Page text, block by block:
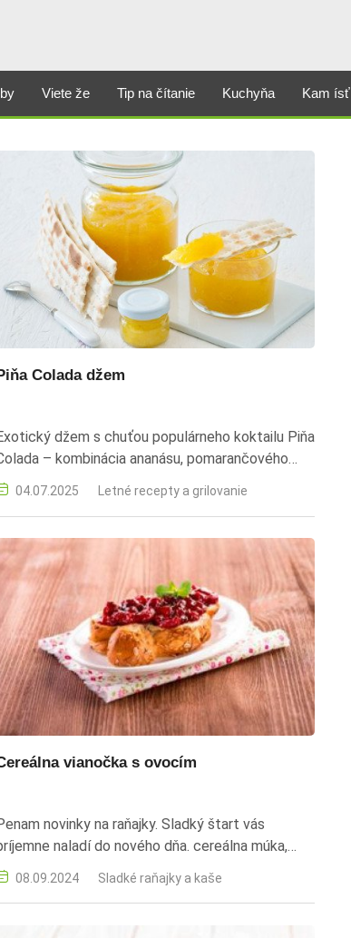
Viete že Tip na čítanie Kuchyňa Kam ísť
Colada džem
džem s chuťou populárneho koktailu Piňa
– kombinácia ananásu, pomarančového
a kokosového likéru s príjemnou
sladko‑kyslou arómou. Určený na letné raňajky, na
colada, džem, ananás, kokos, rumová aróma,
nátierka, exotický recept
04.07.2025 Letné recepty a grilovanie
vianočka s ovocím
novinky na raňajky. Sladký štart vás
naladí do nového dňa. cereálna múka,
ovocie, droždie, vianočka, sladké pečivo,
jednoduchý recept, rýchla príprava
08.09.2024 Sladké raňajky a kaše